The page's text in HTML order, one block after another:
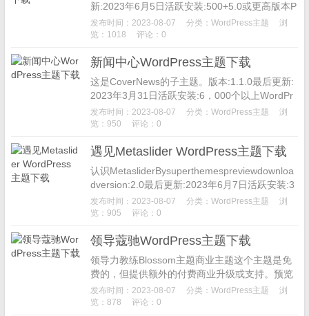
新:2023年6月5日活跃安装:500+5.0或更高版本P
HP版本:7.2或更高主题主页VW律师律师主题旨
在时...
发布时间：2023-08-07 分类： WordPress主题
浏
览：1018
评论：0
新闻中心WordPress主题下载
这是CoverNews的子主题。版本:1.1.0最后更新:
2023年3月31日活跃安装:6，000个以上WordPr
ess版本:4.0或更高PHP版本:5.6...
发布时间：2023-08-07 分类： WordPress主题
浏
览：950
评论：0
遇见Metaslider WordPress主题下载
认识MetasliderBysuperthemespreviewdownloa
dversion:2.0最后更新:2023年6月7日活跃安装:3
00+个PH...
发布时间：2023-08-07 分类： WordPress主题
浏
览：905
评论：0
领导蔻驰WordPress主题下载
领导力教练Blossom主题商业主题这个主题是免
费的，但提供额外的付费商业升级或支持。预览
下载这是CoachPressLite的子主题。版本:1.0.0
最后...
发布时间：2023-08-07 分类： WordPress主题
浏
览：878
评论：0